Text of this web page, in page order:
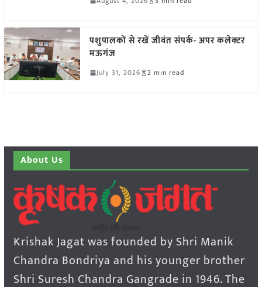
पशुपालकों से रखें जीवंत संपर्क- अपर कलेक्टर
मऊगंज
July 31, 2026 2 min read
About Us
Krishak Jagat was founded by Shri Manik
Chandra Bondriya and his younger brother
Shri Suresh Chandra Gangrade in 1946. The